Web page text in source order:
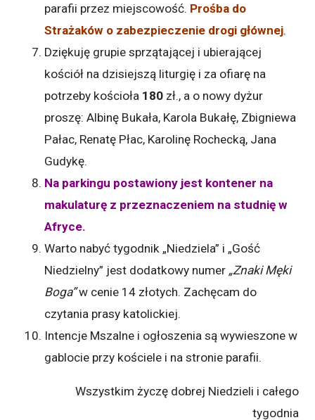
parafii przez miejscowość. Prośba do
Strażaków o zabezpieczenie drogi głównej.
Dziękuję grupie sprzątającej i ubierającej
kościół na dzisiejszą liturgię i za ofiarę na
potrzeby kościoła 180 zł., a o nowy dyżur
proszę: Albinę Bukała, Karola Bukałę, Zbigniewa
Pałac, Renatę Płac, Karolinę Rochecką, Jana
Gudykę.
Na parkingu postawiony jest kontener na
makulaturę z przeznaczeniem na studnię w
Afryce.
Warto nabyć tygodnik „Niedziela” i „Gość
Niedzielny” jest dodatkowy numer „Znaki Męki
Boga”w cenie 14 złotych. Zachęcam do
czytania prasy katolickiej.
Intencje Mszalne i ogłoszenia są wywieszone w
gablocie przy kościele i na stronie parafii.
Wszystkim życzę dobrej Niedzieli i całego
tygodnia